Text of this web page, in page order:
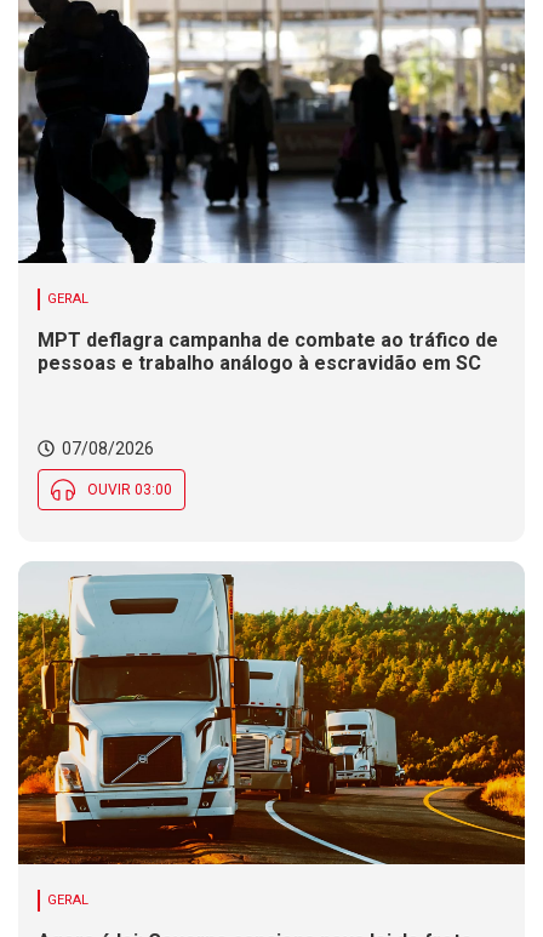
GERAL
MPT deflagra campanha de combate ao tráfico de
pessoas e trabalho análogo à escravidão em SC
07/08/2026
OUVIR 03:00
GERAL